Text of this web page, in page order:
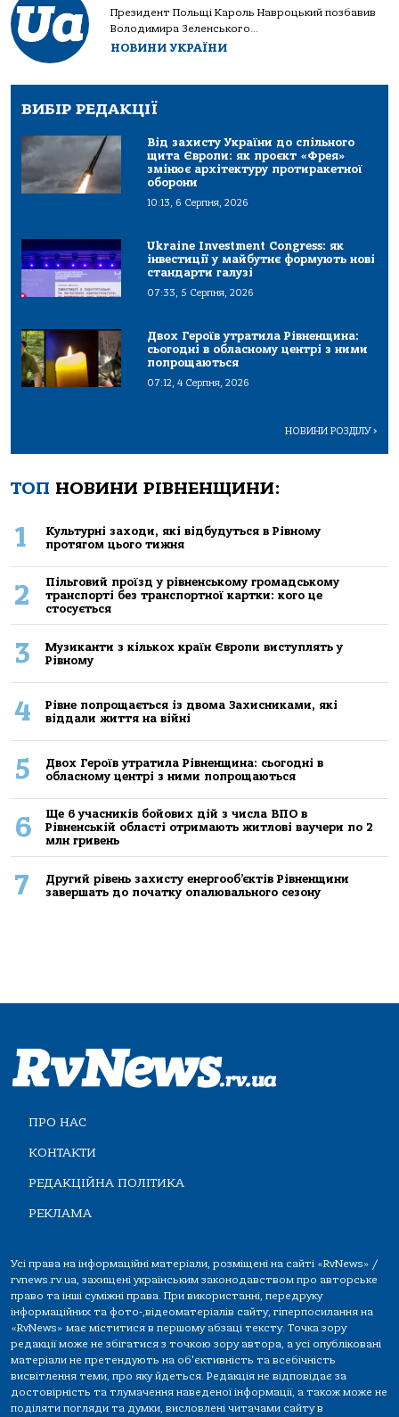
Президент Польщі Кароль Навроцький позбавив
Володимира Зеленського...
НОВИНИ УКРАЇНИ
ВИБІР РЕДАКЦІЇ
Від захисту України до спільного
щита Європи: як проєкт «Фрея»
змінює архітектуру протиракетної
оборони
10:13, 6 Серпня, 2026
Ukraine Investment Congress: як
інвестиції у майбутнє формують нові
стандарти галузі
07:33, 5 Серпня, 2026
Двох Героїв утратила Рівненщина:
сьогодні в обласному центрі з ними
попрощаються
07:12, 4 Серпня, 2026
НОВИНИ РОЗДІЛУ>
ТОП НОВИНИ РІВНЕНЩИНИ:
1
Культурні заходи, які відбудуться в Рівному
протягом цього тижня
2
Пільговий проїзд у рівненському громадському
транспорті без транспортної картки: кого це
стосується
3
Музиканти з кількох країн Європи виступлять у
Рівному
4
Рівне попрощається із двома Захисниками, які
віддали життя на війні
5
Двох Героїв утратила Рівненщина: сьогодні в
обласному центрі з ними попрощаються
6
Ще 6 учасників бойових дій з числа ВПО в
Рівненській області отримають житлові ваучери по 2
млн гривень
7
Другий рівень захисту енергооб’єктів Рівненщини
завершать до початку опалювального сезону
ПРО НАС
КОНТАКТИ
РЕДАКЦІЙНА ПОЛІТИКА
РЕКЛАМА
Усі права на інформаційні матеріали, розміщені на сайті «RvNews» /
rvnews.rv.ua, захищені українським законодавством про авторське
право та інші суміжні права. При використанні, передруку
інформаційних та фото-,відеоматеріалів сайту, гіперпосилання на
«RvNews» має міститися в першому абзаці тексту. Точка зору
редакції може не збігатися з точкою зору автора, а усі опубліковані
матеріали не претендують на об'єктивність та всебічність
висвітлення теми, про яку йдеться. Редакція не відповідає за
достовірність та тлумачення наведеної інформації, а також може не
поділяти погляди та думки, висловлені читачами сайту в